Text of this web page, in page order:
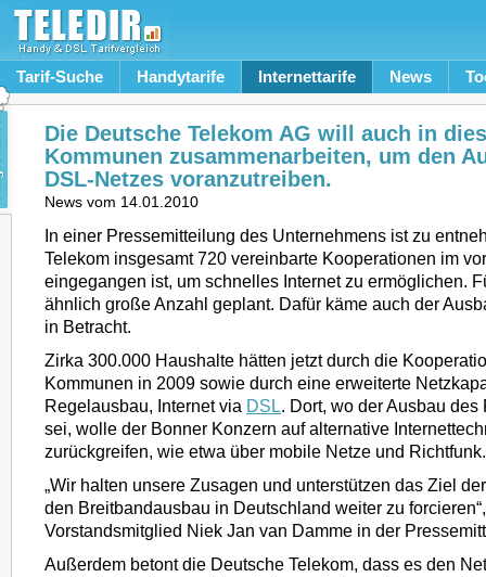
Tarif-Suche Handytarife Internettarife News
Die Deutsche Telekom AG will auch in
Kommunen zusammenarbeiten, um den
DSL-Netzes voranzutreiben.
News vom 14.01.2010
In einer Pressemitteilung des Unternehmens ist zu
Telekom insgesamt 720 vereinbarte Kooperationen im
eingegangen ist, um schnelles Internet zu ermöglichen.
ähnlich große Anzahl geplant. Dafür käme auch der
in Betracht.
Zirka 300.000 Haushalte hätten jetzt durch die
Kommunen in 2009 sowie durch eine erweiterte
Regelausbau, Internet via DSL. Dort, wo der Ausbau des
sei, wolle der Bonner Konzern auf alternative
zurückgreifen, wie etwa über mobile Netze und Richtfunk.
„Wir halten unsere Zusagen und unterstützen das Ziel
den Breitbandausbau in Deutschland weiter zu
Vorstandsmitglied Niek Jan van Damme in der
Außerdem betont die Deutsche Telekom, dass es den